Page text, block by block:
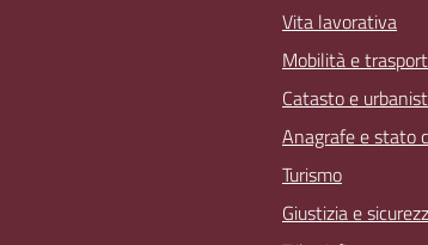
Vita lavorativa
Mobilità e
Catasto e
Anagrafe e stato
Turismo
Giustizia e